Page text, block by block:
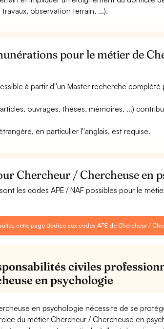
observation terrain, ...).
pour le métier de
à partir d''un Master recherche
ouvrages, thèses, mémoires, ...)
en particulier l''anglais, est requise.
Chercheur / Chercheuse en
les codes APE / NAF possibles pour le
cette page dédiée aux codes APE de Chercheur /
civiles
en psychologie
en psychologie nécessite de se
du métier Chercheur / Chercheuse en